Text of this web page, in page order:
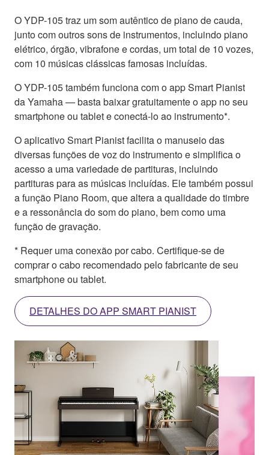
O YDP-105 traz um som autêntico de piano de cauda,
junto com outros sons de instrumentos, incluindo piano
elétrico, órgão, vibrafone e cordas, um total de 10 vozes,
com 10 músicas clássicas famosas incluídas.
O YDP-105 também funciona com o app Smart Pianist
da Yamaha — basta baixar gratuitamente o app no seu
smartphone ou tablet e conectá-lo ao instrumento*.
O aplicativo Smart Pianist facilita o manuseio das
diversas funções de voz do instrumento e simplifica o
acesso a uma variedade de partituras, incluindo
partituras para as músicas incluídas. Ele também possui
a função Piano Room, que altera a qualidade do timbre
e a ressonância do som do piano, bem como uma
função de gravação.
* Requer uma conexão por cabo. Certifique-se de
comprar o cabo recomendado pelo fabricante de seu
smartphone ou tablet.
DETALHES DO APP SMART PIANIST